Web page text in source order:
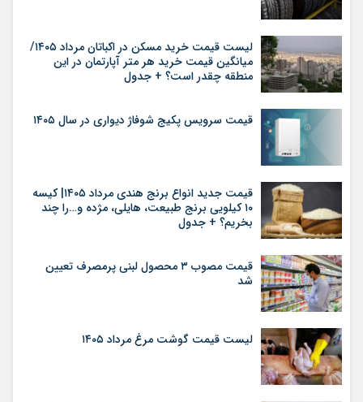
لیست قیمت خرید مسکن در اکباتان مرداد ۱۴۰۵/
میانگین قیمت خرید هر متر آپارتمان در این
منطقه چقدر است؟ + جدول
قیمت سرویس پکیج شوفاژ دیواری در سال ۱۴۰۵
قیمت جدید انواع برنج هندی مرداد ۱۴۰۵| کیسه
۱۰ کیلویی برنج طبیعت، هایلی، مژده و…را چند
بخریم؟ + جدول
قیمت مصوب ۳ محصول لبنی پرمصرف تعیین
شد
لیست قیمت گوشت مرغ مرداد ۱۴۰۵